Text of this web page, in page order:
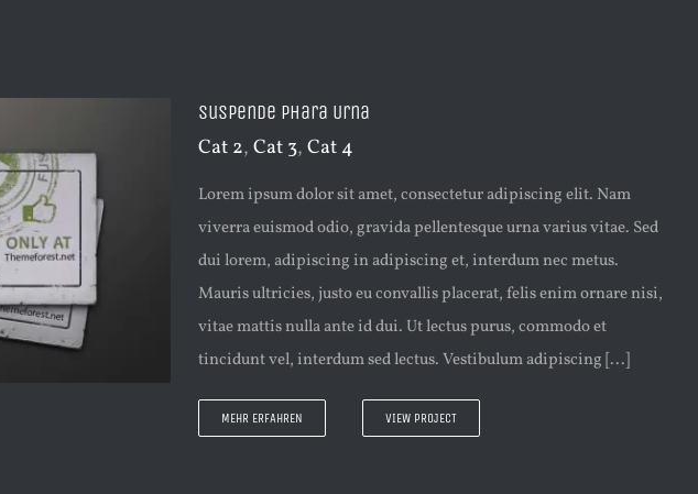
Suspende Phara Urna
Cat 2, Cat 3, Cat 4
Lorem ipsum dolor sit amet, consectetur adipiscing elit. Nam
viverra euismod odio, gravida pellentesque urna varius vitae. Sed
dui lorem, adipiscing in adipiscing et, interdum nec metus.
Mauris ultricies, justo eu convallis placerat, felis enim ornare nisi,
vitae mattis nulla ante id dui. Ut lectus purus, commodo et
tincidunt vel, interdum sed lectus. Vestibulum adipiscing [...]
MEHR ERFAHREN VIEW PROJECT